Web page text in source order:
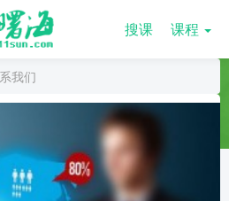
搜课 课程
我们